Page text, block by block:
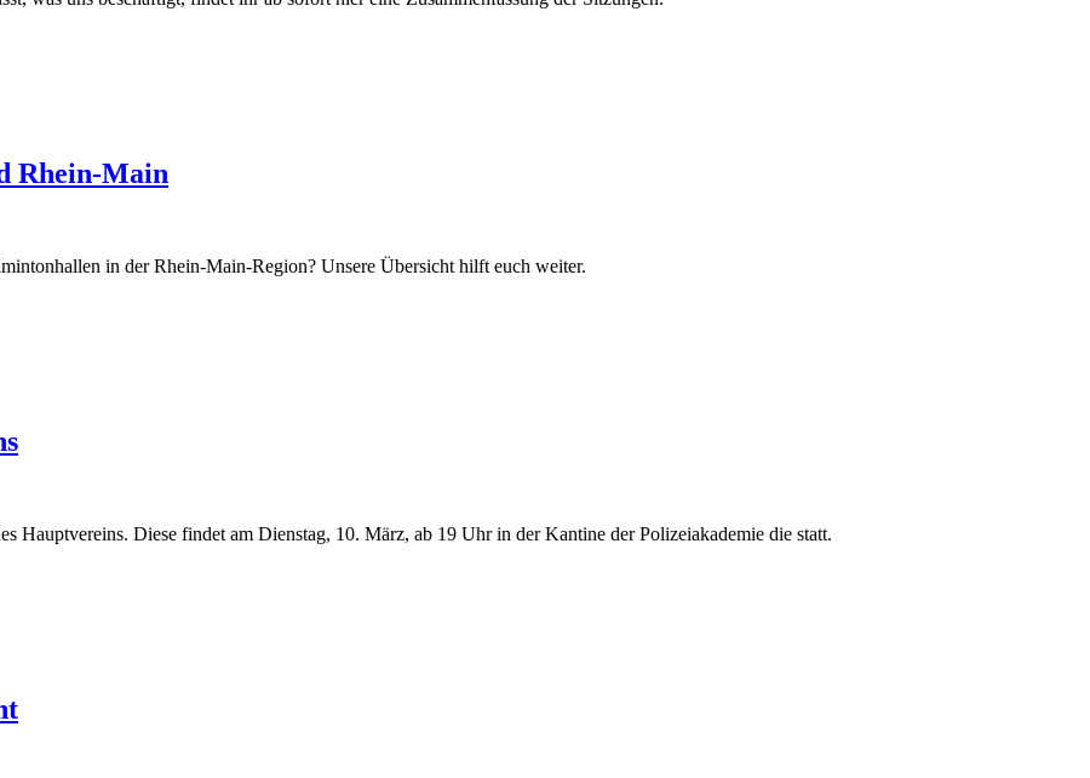
Rhein-Main
in der Rhein-Main-Region? Unsere Übersicht hilft euch weiter.
Hauptvereins. Diese findet am Dienstag, 10. März, ab 19 Uhr in der Kantine der Polizeiakademie die statt.